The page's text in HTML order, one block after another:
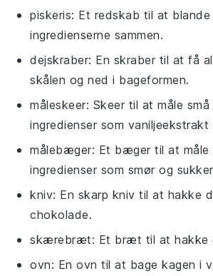
piskeris: Et redskab til at blande
ingredienserne sammen.
dejskraber: En skraber til at få
skålen og ned i bageformen.
måleskeer: Skeer til at måle
ingredienser som vaniljeekstrakt
målebæger: Et bæger til at
ingredienser som smør og
kniv: En skarp kniv til at hakke
chokolade.
skærebræt: Et bræt til at hakke
ovn: En ovn til at bage kagen i